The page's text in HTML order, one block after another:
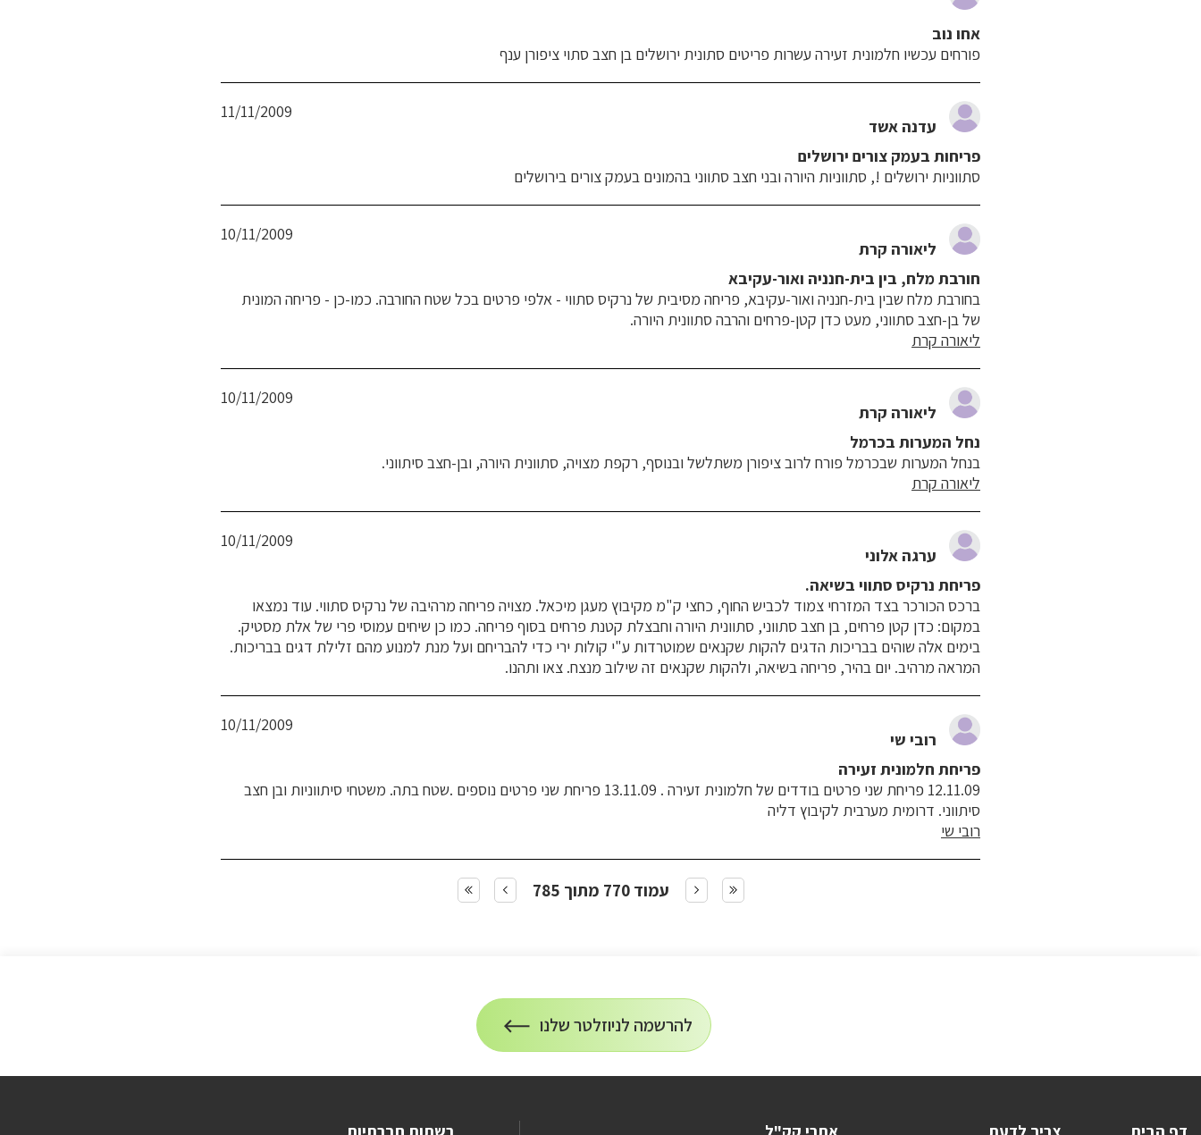
אחו נוב
פורחים עכשיו חלמונית זעירה עשרות פריטים סתונית ירושלים בן חצב סתוי ציפורן ענף
עדנה אשד
פורסם
11/11/2009
פריחות בעמק צורים ירושלים
סתווניות ירושלים !, סתווניות היורה ובני חצב סתווני בהמונים בעמק צורים בירושלים
ליאורה קרת
פורסם
10/11/2009
חורבת מלח, בין בית-חנניה ואור-עקיבא
בחורבת מלח שבין בית-חנניה ואור-עקיבא, פריחה מסיבית של נרקיס סתווי - אלפי פרטים בכל שטח החורבה. כמו-כן - פריחה המונית
של בן-חצב סתווני, מעט כדן קטן-פרחים והרבה סתוונית היורה.
ליאורה קרת
ליאורה קרת
פורסם
10/11/2009
נחל המערות בכרמל
בנחל המערות שבכרמל פורח לרוב ציפורן משתלשל ובנוסף, רקפת מצויה, סתוונית היורה, ובן-חצב סיתווני.
ליאורה קרת
ערגה אלוני
פורסם
10/11/2009
פריחת נרקיס סתווי בשיאה.
ברכס הכורכר בצד המזרחי צמוד לכביש החוף, כחצי ק"מ מקיבוץ מעגן מיכאל. מצויה פריחה מרהיבה של נרקיס סתווי. עוד נמצאו
במקום: כדן קטן פרחים, בן חצב סתווני, סתוונית היורה וחבצלת קטנת פרחים בסוף פריחה. כמו כן שיחים עמוסי פרי של אלת מסטיק.
בימים אלה שוהים בבריכות הדגים להקות שקנאים שמוטרדות ע"י קולות ירי כדי להבריחם ועל מנת למנוע מהם זלילת דגים בבריכות.
המראה מרהיב. יום בהיר, פריחה בשיאה, ולהקות שקנאים זה שילוב מנצח. צאו ותהנו.
רובי שי
פורסם
10/11/2009
פריחת חלמונית זעירה
12.11.09 פריחת שני פרטים בודדים של חלמונית זעירה . 13.11.09 פריחת שני פרטים נוספים .שטח בתה. משטחי סיתווניות ובן חצב
סיתווני. דרומית מערבית לקיבוץ דליה
רובי שי
עמוד 770 מתוך 785
הרשמה
להרשמה לניוזלטר שלנו
על
הרשמה